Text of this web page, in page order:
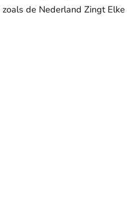
de Nederland Zingt